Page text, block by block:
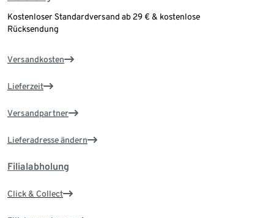
Kostenloser Standardversand ab 29 € & kostenlose
Rücksendung
Versandkosten
Lieferzeit
Versandpartner
Lieferadresse ändern
Filialabholung
Click & Collect